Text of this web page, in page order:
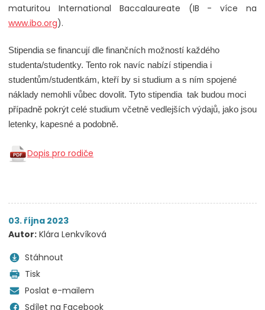
maturitou International Baccalaureate (IB - více na
www.ibo.org).
Stipendia se financují dle finančních možností každého
studenta/studentky. Tento rok navíc nabízí stipendia i
studentům/studentkám, kteří by si studium a s ním spojené
náklady nemohli vůbec dovolit. Tyto stipendia tak budou moci
případně pokrýt celé studium včetně vedlejších výdajů, jako jsou
letenky, kapesné a podobně.
Dopis pro rodiče
03. října 2023
Autor: Klára Lenkvíková
Stáhnout
Tisk
Poslat e-mailem
Sdílet na Facebook